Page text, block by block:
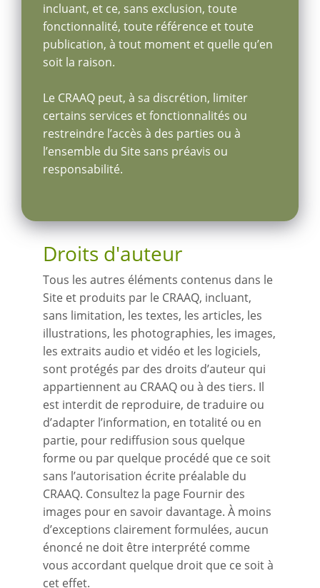
incluant, et ce, sans exclusion, toute
fonctionnalité, toute référence et toute
publication, à tout moment et quelle qu’en
soit la raison.
Le CRAAQ peut, à sa discrétion, limiter
certains services et fonctionnalités ou
restreindre l’accès à des parties ou à
l’ensemble du Site sans préavis ou
responsabilité.
Droits d'auteur
Tous les autres éléments contenus dans le
Site et produits par le CRAAQ, incluant,
sans limitation, les textes, les articles, les
illustrations, les photographies, les images,
les extraits audio et vidéo et les logiciels,
sont protégés par des droits d’auteur qui
appartiennent au CRAAQ ou à des tiers. Il
est interdit de reproduire, de traduire ou
d’adapter l’information, en totalité ou en
partie, pour rediffusion sous quelque
forme ou par quelque procédé que ce soit
sans l’autorisation écrite préalable du
CRAAQ. Consultez la page Fournir des
images pour en savoir davantage. À moins
d’exceptions clairement formulées, aucun
énoncé ne doit être interprété comme
vous accordant quelque droit que ce soit à
cet effet.